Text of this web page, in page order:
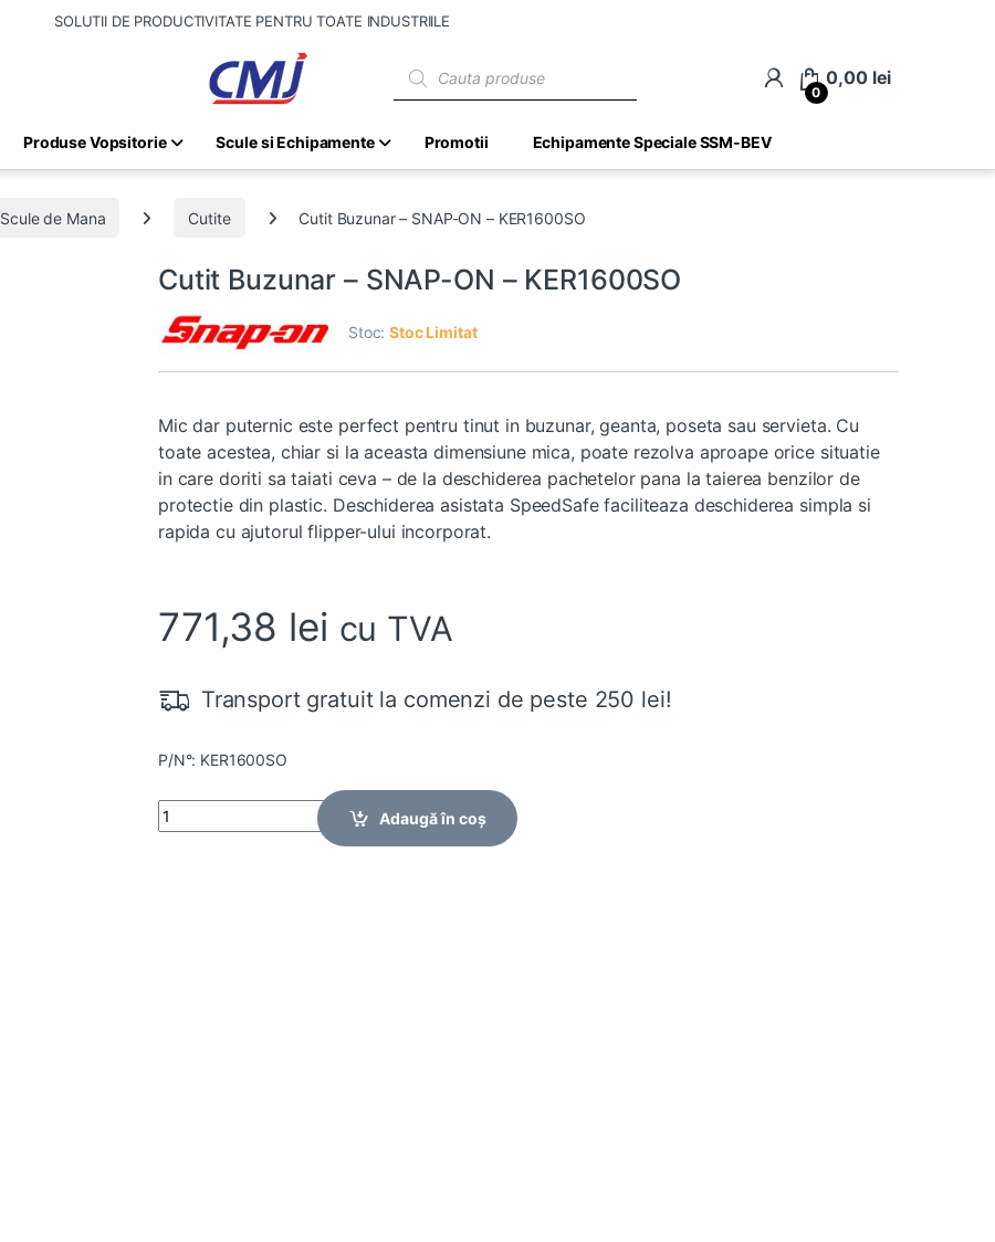
SOLUTII DE PRODUCTIVITATE PENTRU TOATE INDUSTRIILE
0
0,00 lei
Produse Vopsitorie Scule si Echipamente Promotii Echipamente Speciale SSM-BEV
Scule de Mana Cutite Cutit Buzunar – SNAP-ON – KER1600SO
Cutit Buzunar – SNAP-ON – KER1600SO
Stoc:Stoc Limitat
Mic dar puternic este perfect pentru tinut in buzunar, geanta, poseta sau servieta. Cu
toate acestea, chiar si la aceasta dimensiune mica, poate rezolva aproape orice situatie
in care doriti sa taiati ceva – de la deschiderea pachetelor pana la taierea benzilor de
protectie din plastic. Deschiderea asistata SpeedSafe faciliteaza deschiderea simpla si
rapida cu ajutorul flipper-ului incorporat.
771,38 lei cu TVA
Transport gratuit la comenzi de peste 250 lei!
P/N°: KER1600SO
Quantity
Adaugă în coș